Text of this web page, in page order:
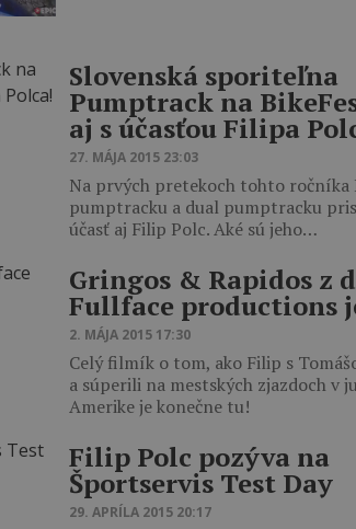
Slovenská sporiteľna
Pumptrack na
aj s účasťou Filipa
27. MÁJA 2015 23:03
Na prvých pretekoch tohto ročníka
pumptracku a dual pumptracku
účasť aj Filip Polc. Aké sú jeho…
Gringos & Rapidos z
Fullface productions
2. MÁJA 2015 17:30
Celý filmík o tom, ako Filip s
a súperili na mestských zjazdoch v
Amerike je konečne tu!
Filip Polc pozýva na
Športservis Test Day
29. APRÍLA 2015 20:17